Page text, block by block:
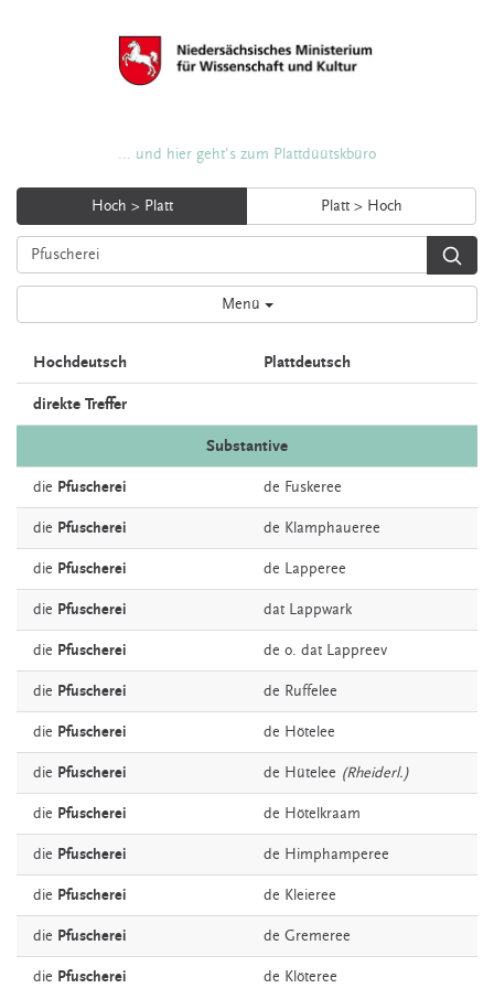
... und hier geht's zum Plattdüütskbüro
Hoch > Platt Platt > Hoch
Menü
Hochdeutsch Plattdeutsch
direkte Treffer
Substantive
die Pfuscherei de Fuskeree
die Pfuscherei de Klamphaueree
die Pfuscherei de Lapperee
die Pfuscherei dat Lappwark
die Pfuscherei de o. dat Lappreev
die Pfuscherei de Ruffelee
die Pfuscherei de Hötelee
die Pfuscherei de Hütelee (Rheiderl.)
die Pfuscherei de Hötelkraam
die Pfuscherei de Himphamperee
die Pfuscherei de Kleieree
die Pfuscherei de Gremeree
die Pfuscherei de Klöteree